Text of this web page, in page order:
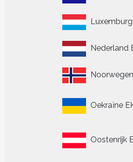
Nederland
Oekraïne
Oostenrijk